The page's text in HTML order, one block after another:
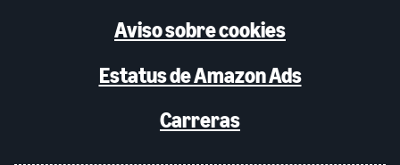
Aviso sobre cookies
Estatus de Amazon Ads
Carreras